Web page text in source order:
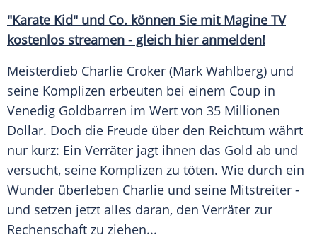
"Karate Kid" und Co. können Sie mit Magine TV
kostenlos streamen - gleich hier anmelden!
Meisterdieb Charlie Croker (Mark Wahlberg) und
seine Komplizen erbeuten bei einem Coup in
Venedig Goldbarren im Wert von 35 Millionen
Dollar. Doch die Freude über den Reichtum währt
nur kurz: Ein Verräter jagt ihnen das Gold ab und
versucht, seine Komplizen zu töten. Wie durch ein
Wunder überleben Charlie und seine Mitstreiter -
und setzen jetzt alles daran, den Verräter zur
Rechenschaft zu ziehen...